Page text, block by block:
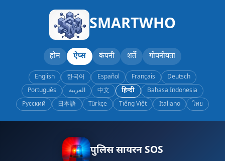
SMARTWHO
होम ऐप्स कंपनी शर्तें गोपनीयता
English 한국어 Español Français
Deutsch
Português
العربية 中文 हिन्दी
Bahasa Indonesia
Русский
日本語 Türkçe Tiếng Việt Italiano ไทย
पुलिस सायरन SOS